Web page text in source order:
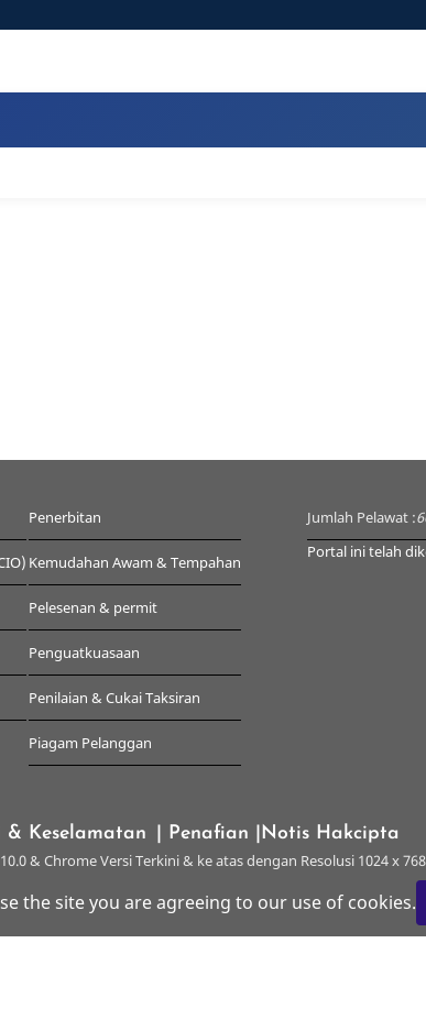
Penerbitan
Kemudahan Awam & Tempahan
Pelesenan & permit
Penguatkuasaan
Penilaian & Cukai Taksiran
Piagam Pelanggan
Jumlah Pelawat :
Portal ini telah
& Keselamatan | Penafian |Notis Hakcipta
& Chrome Versi Terkini & ke atas dengan Resolusi 1024 x 768
Kangar, All rights reserved.
the site you are agreeing to our use of cookies.